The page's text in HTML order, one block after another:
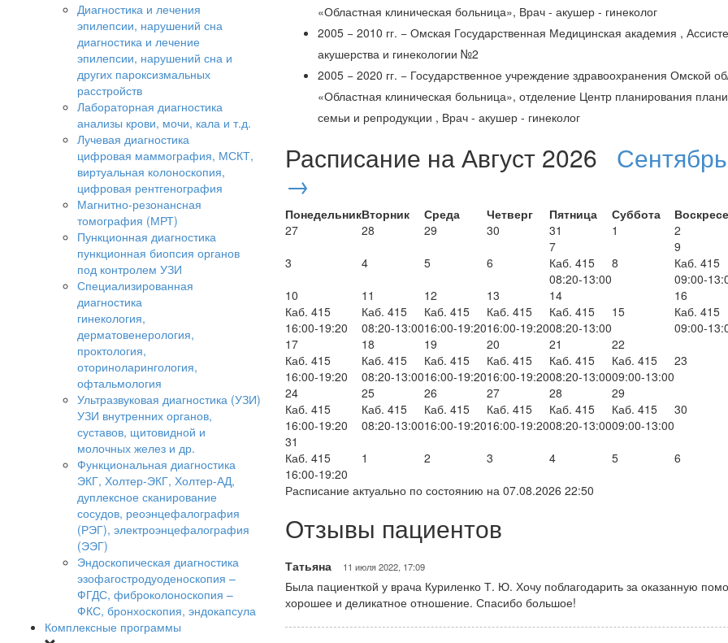
Диагностика и лечения
эпилепсии, нарушений сна
диагностика и лечение
эпилепсии, нарушений сна и
других пароксизмальных
расстройств
Лабораторная диагностика
анализы крови, мочи, кала и т.д.
Лучевая диагностика
цифровая маммография, МСКТ,
виртуальная колоноскопия,
цифровая рентгенография
Магнитно-резонансная
томография (МРТ)
Пункционная диагностика
пункционная биопсия органов
под контролем УЗИ
Специализированная
диагностика
гинекология,
дерматовенерология,
проктология,
оториноларингология,
офтальмология
Ультразвуковая диагностика (УЗИ)
УЗИ внутренних органов,
суставов, щитовидной и
молочных желез и др.
Функциональная диагностика
ЭКГ, Холтер-ЭКГ, Холтер-АД,
дуплексное сканирование
сосудов, реоэнцефалография
(РЭГ), электроэнцефалография
(ЭЭГ)
Эндоскопическая диагностика
эзофагостродуоденоскопия –
ФГДС, фиброколоноскопия –
ФКС, бронхоскопия, эндокапсула
Комплексные программы
«Областная клиническая больница», Врач - акушер - гинеколог
2005 − 2010 гг. − Омская Государственная Медицинская академия ,
акушерства и гинекологии №2
2005 − 2020 гг. − Государственное учреждение здравоохранения Омской
«Областная клиническая больница», отделение Центр планирования
семьи и репродукции , Врач - акушер - гинеколог
Расписание на Август 2026
→
ПонедельникВторник Среда Четверг Пятница Суббота
27
28 29 30 31 1
2
3
4 5 6
7
Каб. 415
08:20-13:00
8
9
Каб. 415
09:00-
10
Каб. 415
16:00-19:20
11
Каб. 415
08:20-13:00
12
Каб. 415
16:00-19:20
13
Каб. 415
16:00-19:20
14
Каб. 415
08:20-13:00
15
16
Каб. 415
09:00-
17
Каб. 415
16:00-19:20
18
Каб. 415
08:20-13:00
19
Каб. 415
16:00-19:20
20
Каб. 415
16:00-19:20
21
Каб. 415
08:20-13:00
22
Каб. 415
09:00-13:00
23
24
Каб. 415
16:00-19:20
25
Каб. 415
08:20-13:00
26
Каб. 415
16:00-19:20
27
Каб. 415
16:00-19:20
28
Каб. 415
08:20-13:00
29
Каб. 415
09:00-13:00
30
31
Каб. 415
16:00-19:20
1 2 3 4 5
6
Расписание актуально по состоянию на 07.08.2026 22:50
Отзывы пациентов
Татьяна 11 июля 2022, 17:09
Была пациенткой у врача Куриленко Т. Ю. Хочу поблагодарить за оказанную
хорошее и деликатное отношение. Спасибо большое!